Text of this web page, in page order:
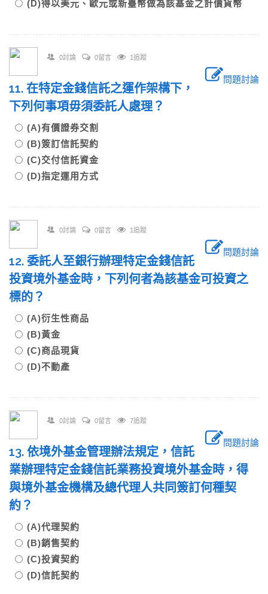
(D)得以美元、歐元或新臺幣做為該基金之計價貨幣
0討論 0留言 1追蹤
問題討論
11. 在特定金錢信託之運作架構下，
下列何事項毋須委託人處理？
(A)有價證券交割
(B)簽訂信託契約
(C)交付信託資金
(D)指定運用方式
0討論 0留言 1追蹤
問題討論
12. 委託人至銀行辦理特定金錢信託
投資境外基金時，下列何者為該基金可投資之
標的？
(A)衍生性商品
(B)黃金
(C)商品現貨
(D)不動產
0討論 0留言 7追蹤
問題討論
13. 依境外基金管理辦法規定，信託
業辦理特定金錢信託業務投資境外基金時，得
與境外基金機構及總代理人共同簽訂何種契
約？
(A)代理契約
(B)銷售契約
(C)投資契約
(D)信託契約